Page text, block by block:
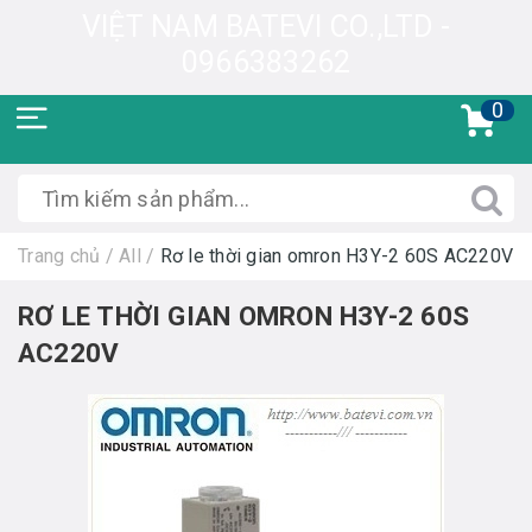
0
Trang chủ / All / Rơ le thời gian omron H3Y-2 60S AC220V
RƠ LE THỜI GIAN OMRON H3Y-2 60S
AC220V